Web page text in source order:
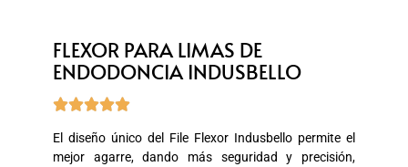
FLEXOR PARA LIMAS DE
ENDODONCIA INDUSBELLO

El diseño único del File Flexor Indusbello permite el
mejor agarre, dando más seguridad y precisión,